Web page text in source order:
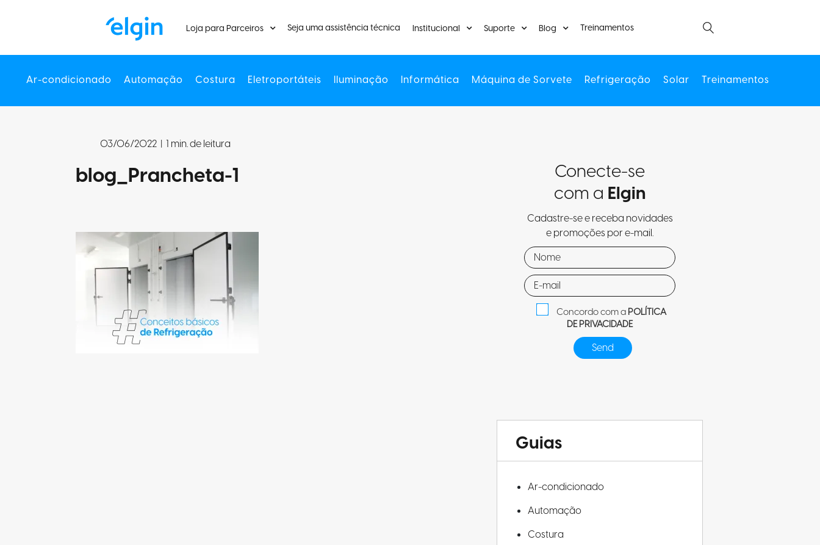
Loja para Parceiros Seja uma assistência técnica Institucional Suporte Blog Treinamentos
Ar-condicionado Automação Costura Eletroportáteis Iluminação Informática Máquina de Sorvete Refrigeração Solar Treinamentos
03/06/2022 | 1 min. de leitura
blog_Prancheta-1
Conecte-se
com a Elgin
Cadastre-se e receba novidades
e promoções por e-mail.
Concordo com aPOLÍTICA
DE PRIVACIDADE
Guias
Ar-condicionado
Automação
Costura